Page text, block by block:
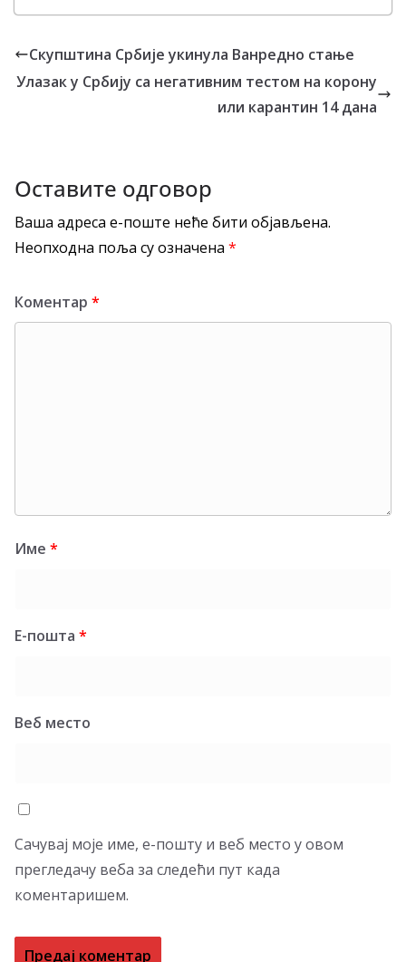
e
b
o
to
d
o
ai
l
ar
e
Скупштина Србије укинула Ванредно стање
Улазак у Србију са негативним тестом на корону
или карантин 14 дана
Оставите одговор
Ваша адреса е-поште неће бити објављена.
Неопходна поља су означена *
Коментар *
Име *
Е-пошта *
Веб место
Сачувај моје име, е-пошту и веб место у овом
прегледачу веба за следећи пут када
коментаришем.